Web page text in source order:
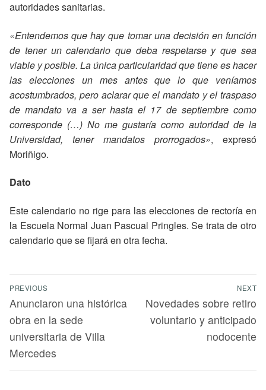
autoridades sanitarias.
«Entendemos que hay que tomar una decisión en función
de tener un calendario que deba respetarse y que sea
viable y posible. La única particularidad que tiene es hacer
las elecciones un mes antes que lo que veníamos
acostumbrados, pero aclarar que el mandato y el traspaso
de mandato va a ser hasta el 17 de septiembre como
corresponde (…) No me gustaría como autoridad de la
Universidad, tener mandatos prorrogados», expresó
Moriñigo.
Dato
Este calendario no rige para las elecciones de rectoría en
la Escuela Normal Juan Pascual Pringles. Se trata de otro
calendario que se fijará en otra fecha.
PREVIOUS
Anunciaron una histórica
obra en la sede
universitaria de Villa
Mercedes
NEXT
Novedades sobre retiro
voluntario y anticipado
nodocente